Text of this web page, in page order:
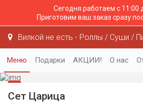
Сегодня работаем с 11:00
Приготовим ваш заказ сразу
Вилкой не есть - Роллы / Суши / Пицца
Меню Подарки АКЦИИ! О нас
Сет Царица